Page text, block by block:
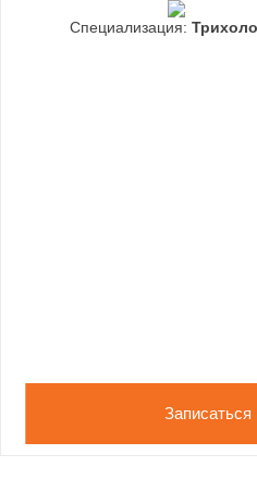
Специализация: